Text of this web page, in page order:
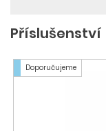
Příslušenství
Doporučujeme